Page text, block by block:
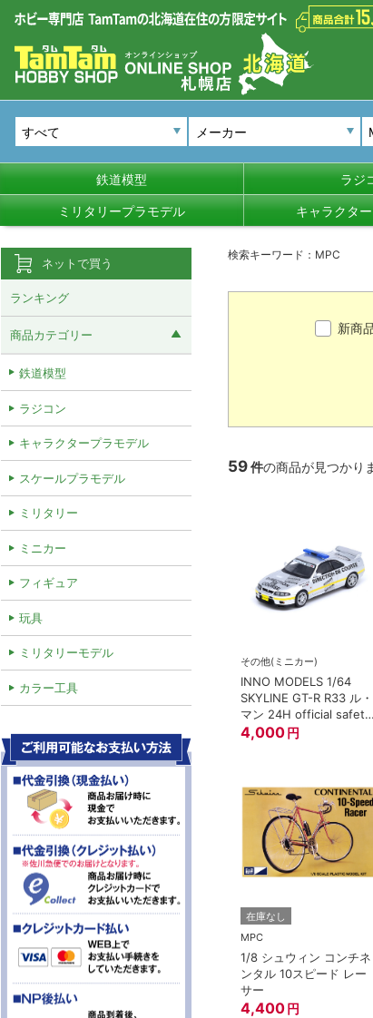
メーカー
鉄道模型 ラジ
ミリタリープラモデル キャラクタ
検索キーワード：MPC
新商
59件の商品が見つかり
その他(ミニカー)
INNO MODELS 1/64
SKYLINE GT-R R33 ル・
マン 24H official safety
car 1997
4,000 円
在庫なし
MPC
1/8 シュウィン コンチネ
ンタル 10スピード レー
サー
4,400 円
ネットで買う
ランキング
商品カテゴリー
鉄道模型
ラジコン
キャラクタープラモデル
スケールプラモデル
ミリタリー
ミニカー
フィギュア
玩具
ミリタリーモデル
カラー工具